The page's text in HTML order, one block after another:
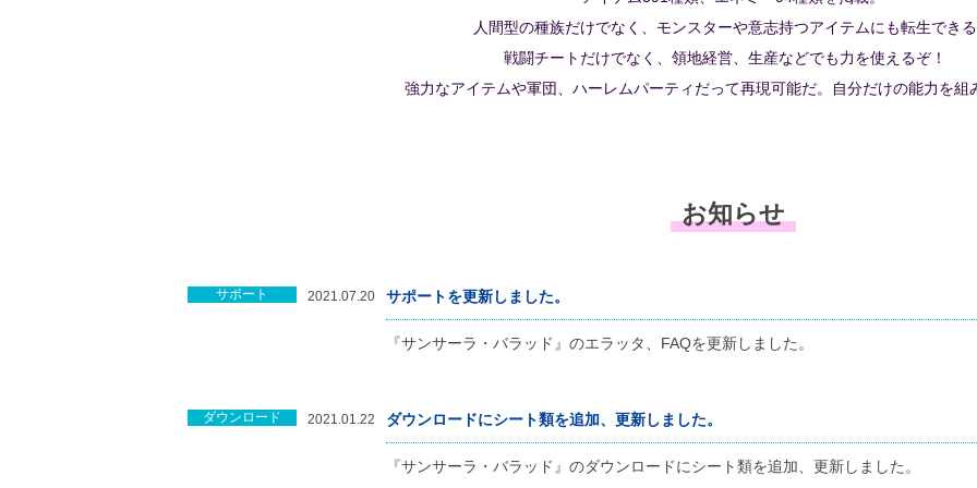
人間型の種族だけでなく、モンスターや意志持つアイテムにも転生できる
戦闘チートだけでなく、領地経営、生産などでも力を使えるぞ！
強力なアイテムや軍団、ハーレムパーティだって再現可能だ。自分だけの能力を組
お知らせ
サポート 2021.07.20 サポートを更新しました。
『サンサーラ・バラッド』のエラッタ、FAQを更新しました。
ダウンロード 2021.01.22 ダウンロードにシート類を追加、更新しました。
『サンサーラ・バラッド』のダウンロードにシート類を追加、更新しました。